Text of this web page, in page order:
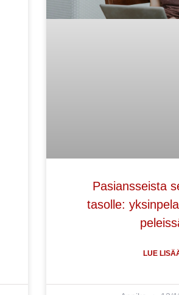
Pasiansseista
tasolle:
LUE